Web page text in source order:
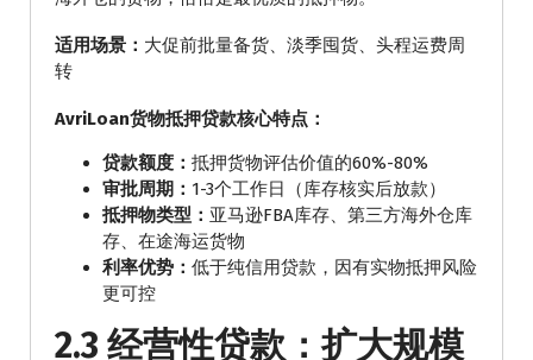
适用场景： 大促前批量备货、淡季囤货、头程运费周
转
AvriLoan货物抵押贷款核心特点：
贷款额度： 抵押货物评估价值的60%-80%
审批周期： 1-3个工作日（库存核实后放款）
抵押物类型： 亚马逊FBA库存、第三方海外仓库
存、在途海运货物
利率优势： 低于纯信用贷款，因有实物抵押风险
更可控
2.3 经营性贷款：扩大规模